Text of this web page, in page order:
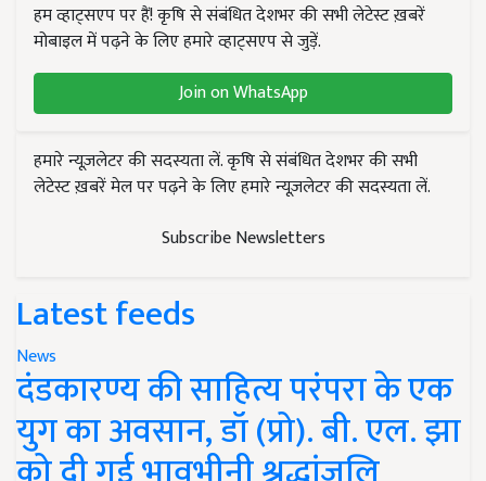
हम व्हाट्सएप पर हैं! कृषि से संबंधित देशभर की सभी लेटेस्ट ख़बरें
मोबाइल में पढ़ने के लिए हमारे व्हाट्सएप से जुड़ें.
Join on WhatsApp
हमारे न्यूज़लेटर की सदस्यता लें. कृषि से संबंधित देशभर की सभी
लेटेस्ट ख़बरें मेल पर पढ़ने के लिए हमारे न्यूज़लेटर की सदस्यता लें.
Subscribe Newsletters
Latest feeds
News
दंडकारण्य की साहित्य परंपरा के एक
युग का अवसान, डॉ (प्रो). बी. एल. झा